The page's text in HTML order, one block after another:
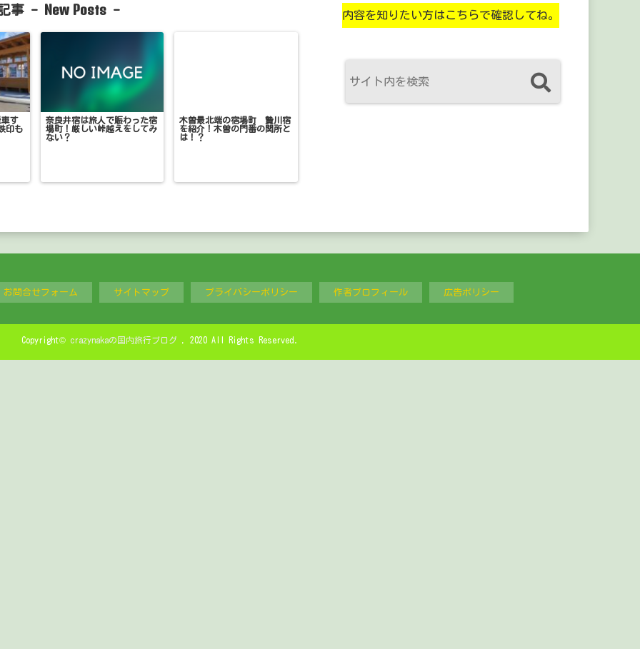
事 - New Posts -
車す
印も
奈良井宿は旅人で賑わった宿
場町！厳しい峠越えをしてみ
ない？
木曽最北端の宿場町 贄川宿
を紹介！木曽の門番の関所と
は！？
内容を知りたい方はこちらで確認してね。
お問合せフォーム サイトマップ プライバシーポリシー 作者プロフィール 広告ポリシー
Copyright© crazynakaの国内旅行ブログ , 2020 All Rights Reserved.